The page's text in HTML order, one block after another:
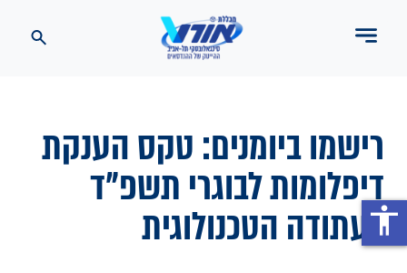
רישמו ביומנים: טקס הענקת
דיפלומות לבוגרי תשפ"ד
בעתודה הטכנולוגיתaccessibility